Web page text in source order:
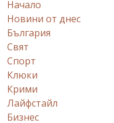
Начало
Новини от днес
България
Свят
Спорт
Клюки
Крими
Лайфстайл
Бизнес